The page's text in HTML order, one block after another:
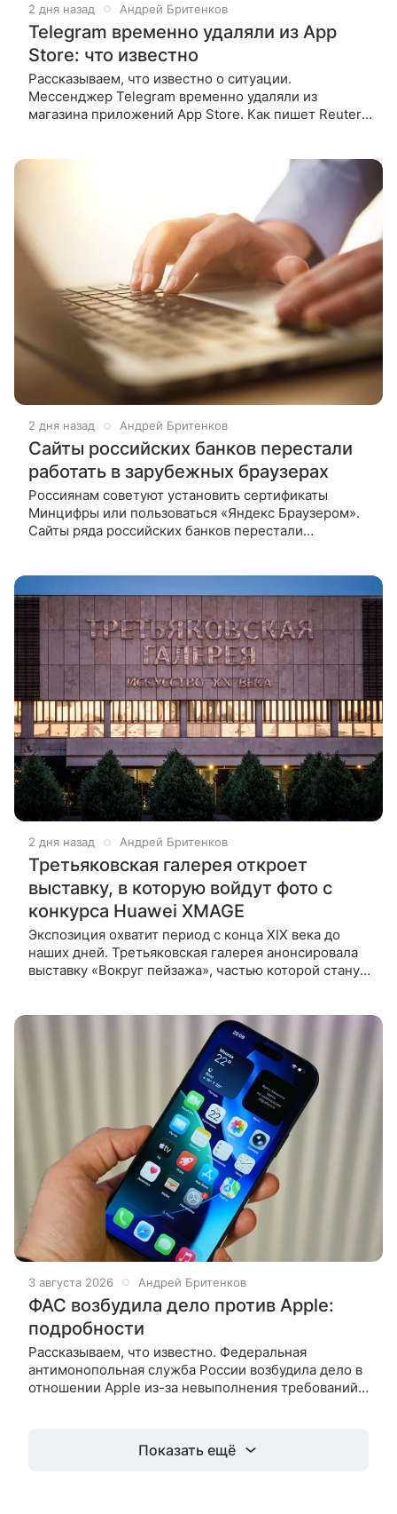
2 дня назад Андрей Бритенков
Telegram временно удаляли из App
Store: что известно
Рассказываем, что известно о ситуации.
Мессенджер Telegram временно удаляли из
магазина приложений App Store. Как пишет Reuters,
2 дня назад Андрей Бритенков
Сайты российских банков перестали
работать в зарубежных браузерах
Россиянам советуют установить сертификаты
Минцифры или пользоваться «Яндекс Браузером».
Сайты ряда российских банков перестали
2 дня назад Андрей Бритенков
Третьяковская галерея откроет
выставку, в которую войдут фото с
конкурса Huawei XMAGE
Экспозиция охватит период с конца XIX века до
наших дней. Третьяковская галерея анонсировала
выставку «Вокруг пейзажа», частью которой станут
3 августа 2026 Андрей Бритенков
ФАС возбудила дело против Apple:
подробности
Рассказываем, что известно. Федеральная
антимонопольная служба России возбудила дело в
отношении Apple из-за невыполнения требований
Показать ещё